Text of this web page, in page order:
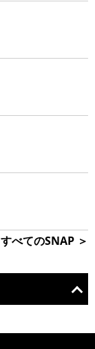
すべてのSNAP ＞